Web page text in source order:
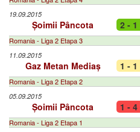
19.09.2015
Șoimii Pâncota 2 - 1
Romania - Liga 2 Etapa 3
11.09.2015
Gaz Metan Mediaș 1 - 1
Romania - Liga 2 Etapa 2
05.09.2015
Șoimii Pâncota 1 - 4
Romania - Liga 2 Etapa 1